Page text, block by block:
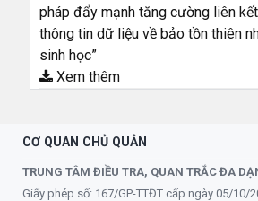
pháp đẩy mạnh tăng cường liên
thông tin dữ liệu về bảo tồn thiên
sinh học”
Xem thêm
CƠ QUAN CHỦ QUẢN
TRUNG TÂM ĐIỀU TRA, QUAN TRẮC ĐA
Giấy phép số: 167/GP-TTĐT cấp ngày 05/10/